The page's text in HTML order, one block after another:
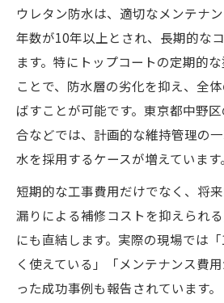
ウレタン防水は、適切なメンテナ
年数が10年以上とされ、長期的な
ます。特にトップコートの定期的
ことで、防水層の劣化を抑え、全
ばすことが可能です。東京都中野
合などでは、計画的な維持管理の
水を採用するケースが増えています。
短期的な工事費用だけでなく、将
漏りによる補修コストを抑えられ
にも直結します。実際の現場では
く使えている」「メンテナンス費
った成功事例も報告されています。